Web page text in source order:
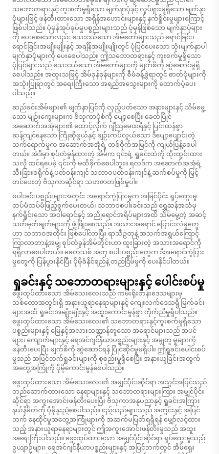
သဘောတရားနှင့် ကူးစက်မှုရှိသော မျက်နှာပုံနှင့် လှုပ်ရှားမှုရှိသော မျက်နှာ
ပုံများဖြင့် ဖန်တီးထားသော အရှိန်အဟောင်းများနှင့် နက်ရှိုင်းမှုများကြောင့်
ဖြစ်ပါသည်။ ပုံမှန်အုပ်ခုပ်မှုပစ္စည်းများသည် ပုံမှန်ဖြစ်သော မျက်နှာပုံများ
ကို ပေးစေသော်လည်း သေးငယ်သော အိမ်တော်များသည် ရောင်ခြင်း၊
ရောင်ခြင်းအမျိုးမျိုးနှင့် အချိန်အမျိုးမျိုးတွင် ပုံပြင်ပေးသော သုံးမျက်နှာပါ
မျက်နှာပုံများကို ပေးစေပါသည်။ ဤသဘောတရားနှင့် ကူးစက်မှုရှိသော
ပုံပြင်များသည် သေးငယ်သော အိမ်တော်များကို မျက်စိကို ဆွဲဆောင်မှုရှိ
စေပါသည်။ အထူးသဖြင့် အိမ်ခုန်ခုန်များကို စီမံခန့်ခွဲရာတွင် ဓာတ်ပုံများကို
အသုံးပြုရာတွင် အရေးကြီးသော အရည်အသွေးများကို ထောက်ပံ့ပေး
ပါသည်။
ဆည်ခင်းအိမ်များ၏ မျက်နှာပြင်ကို လှည့်ပတ်သော အနားများနှင့် သိမ်မွေ့
သော မျဉ်းကွေးများက ဗိသုကာပုံစံကို ပျော့စေပြီး ခေတ်ပြိုင်
အဆောက်အအုံများ၏ ထောင့်လိုက် ဂျီသြမေထရီနှင့် ပြင်းထန်စွာ
ဆန့်ကျင်နေသော ကြိုဆိုဖွယ်နှင့် ချဉ်းကပ်လွယ်သော ဒီပျော့ပျောင်းတဲ့
သက်ရောက်မှုက အဆောက်အအုံရဲ့ တစ်ဝိုက်အမြင်ကို ကျယ်ပြန့်စေပါ
တယ်။ အဲဒီမှာ စုပ်တံခွန်ထားတဲ့ အိမ်က ၎င်းရဲ့ ရှုခင်းထဲကို ထိုးထွင်းထား
သလို ထင်ရပေမဲ့ ၎င်းကို မထိခိုက်စေပါဘူး။ ရလဒ်က အဆောက်အအုံရဲ့
သီးခြားစရိုက်နဲ့ ပတ်ဝန်းကျင် သဘာဝပတ်ဝန်းကျင်နဲ့ ဆက်စပ်မှုကို မြှင့်
တင်ပေးတဲ့ ဗိသုကာဆိုင်ရာ သဟဇာတဖြစ်မှုပါ။
စပါးခင်းပစ္စည်းများအတွင်း အရောင်ကွဲပြားမှုက အမြင်ပိုင်း ရှုပ်ထွေးမှု
ထပ်မံထပ်မံဖြည့်စွက်ပေးတယ်၊ သဘာဝစပါးခင်းသည် ရွှေဆန်အသံမှ
နက်ရှိုင်းသော အဝါရောင်နှင့် အညိုရောင်အရိပ်များအထိ သိမ်မွေ့တဲ့ အဆင့်
သတ်မှတ်ချက်များကို ဖွံ့ဖြိုးစေသည်။ အသားအရောင် ပြောင်းလဲမှုတွေ
ဟာ သဘာဝအတိုင်း ဖြစ်ပေါ်လာပြီး ရာသီဥတုနဲ့ အသက်အရွယ်ကြောင့်
ကြာလာတာနဲ့အမျှ စုပ်တံခွန်အိမ်တိုင်းဟာ ထူးခြားတဲ့ အသားအရောင်ကို
ရရှိလာစေပါတယ်။ ခေတ်သစ် အတု စပါးပစ္စည်းတွေက ဒီအရောင်ကွဲပြား
မှုတွေကို ပြန်ပွားနိုင်ပြီး ပိုမိုခံနိုင်ရည်နဲ့ တည်ငြိမ်မှုကို ပေးနိုင်ပါတယ်။
ရှုခင်းနှင့် သဘောတရားများနှင့် ပေါင်းစပ်မှု
ဖွေးထုပ်ထားသော အိမ်သေးလေးသည် ကမ်းရိုးတန်းဒေသများမှ
သစ်တောအတွင်းရှိ အနားယူရာနေရာများနှင့် ကျေးလက်ဒေသရှိ မြက်ခင်း
များအထိ ရှုခင်းအမျိုးမျိုးနှင့် အထူးကောင်းမွန်စွာ ကိုက်ညီမှုရှိပါသည်။
ဖွေးထုပ်ထားသော အိမ်သေးလေး၏ သဘောတရားနှင့်ကူးစက်မှုရှိသော
ပစ္စည်းများနှင့် မြေနှင့်အလားသဏ္ဍာန်တူသော အရောင်များသည် အပင်
များ၊ ကျောက်များနှင့် ရေအင်ဂျင်နီယာပစ္စည်းများနှင့် အမျှတူ မှုများကို
ဖန်တီးပေးပြီး မျက်စိကို ဆွဲဆောင်ရန် ပြိုင်ဆိုင်မှုမရှိပါ။ ဤရှုခင်းပေါင်းစပ်
မှုသည် အပြင်ဘက်ရှုခင်းများကို စုစည်းမှုရှိစေပြီး အနားယူခြင်းအတွက်
အတွေ့အကြုံကို ပိုမိုကောင်းမွန်စေပါသည်။
ဖွေးထုပ်ထားသော အိမ်သေးလေး၏ အမျှင်ပိုင်းဆိုင်ရာ အသွင်အပြင်သည်
တည်ဆောက်ထားသော နေရာများနှင့် သဘောတရားများကြား အမျှင်ပိုင်း
ဆိုင်ရာ အကူးအောင်းဖန်တီးပေးပြီး ဗိသုကာအနုပညာနှင့် ရှုခင်းအကြား
နယ်နိမိတ်ကို ပိုမိုနူးညံ့စေပါသည်။ ဧည့်သည်များသည် အတွင်းနှင့် အပြင်
ဘက် နေထိုင်မှုအတွေ့အကြုံများကို အဆက်မပြတ်ရရှိရန် မျှော်လင့်ထား
သည့် အနားယူရာနေရာများတွင် ဤအကူးအောင်းဖန်တီးမှုသည် အထူး
အရေးကြီးပါသည်။ ဖွေးထုပ်ထားသော အမျှင်ပိုင်းဆိုင်ရာ ရှုပ်ထွေးမှုသည်
ဥယျာဉ်များ၊ ရေအင်ဂျင်နီယာပစ္စည်းများနှင့် အပြင်ဘက်တွင် အိမ်ရှေး